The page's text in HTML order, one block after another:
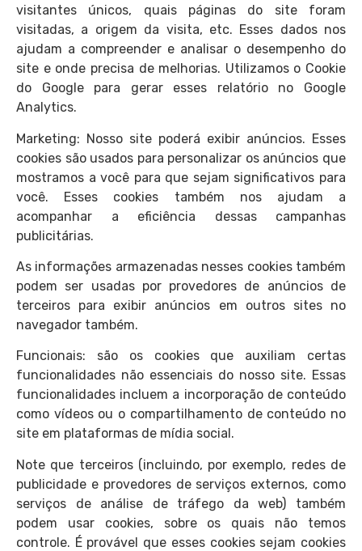
visitantes únicos, quais páginas do site foram
visitadas, a origem da visita, etc. Esses dados nos
ajudam a compreender e analisar o desempenho do
site e onde precisa de melhorias. Utilizamos o Cookie
do Google para gerar esses relatório no Google
Analytics.
Marketing: Nosso site poderá exibir anúncios. Esses
cookies são usados para personalizar os anúncios que
mostramos a você para que sejam significativos para
você. Esses cookies também nos ajudam a
acompanhar a eficiência dessas campanhas
publicitárias.
As informações armazenadas nesses cookies também
podem ser usadas por provedores de anúncios de
terceiros para exibir anúncios em outros sites no
navegador também.
Funcionais: são os cookies que auxiliam certas
funcionalidades não essenciais do nosso site. Essas
funcionalidades incluem a incorporação de conteúdo
como vídeos ou o compartilhamento de conteúdo no
site em plataformas de mídia social.
Note que terceiros (incluindo, por exemplo, redes de
publicidade e provedores de serviços externos, como
serviços de análise de tráfego da web) também
podem usar cookies, sobre os quais não temos
controle. É provável que esses cookies sejam cookies